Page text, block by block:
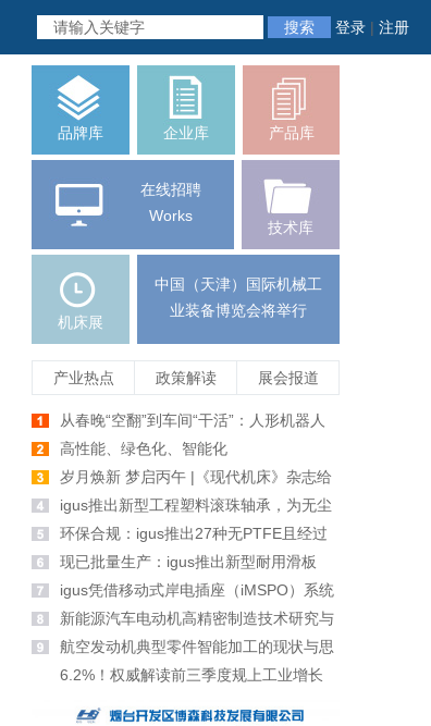
搜索 登录 | 注册
品牌库 企业库 产品库
在线招聘
Works
技术库
机床展
中国（天津）国际机械工
业装备博览会将举行
产业热点 政策解读 展会报道
从春晚“空翻”到车间“干活”：人形机器人
爆发前夕，机床行业如何牵手未来智造
高性能、绿色化、智能化
岁月焕新 梦启丙午 |《现代机床》杂志给
大家拜年啦！
igus推出新型工程塑料滚珠轴承，为无尘
室带来更高安全性
环保合规：igus推出27种无PTFE且经过
PFAS检测的新材料
现已批量生产：igus推出新型耐用滑板
轮、滑轮及滚轮适配器
igus凭借移动式岸电插座（iMSPO）系统
荣获“年度海事创新者”奖
新能源汽车电动机高精密制造技术研究与
应用航空发动机典型零件智能加工的现状与思
6.2%！权威解读前三季度规上工业增长